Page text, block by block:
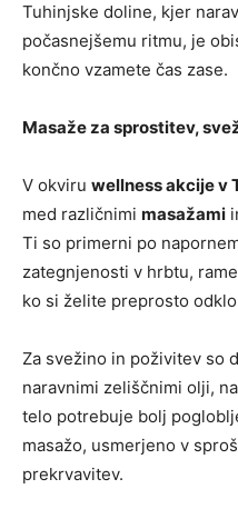
Tuhinjske doline, kjer
počasnejšemu ritmu, je
končno vzamete čas zase.
Masaže za sprostitev,
V okviru wellness akcije v
med različnimi masažami
Ti so primerni po
zategnjenosti v hrbtu,
ko si želite preprosto
Za svežino in poživitev so
naravnimi zeliščnimi olji,
telo potrebuje bolj
masažo, usmerjeno v
prekrvavitev.